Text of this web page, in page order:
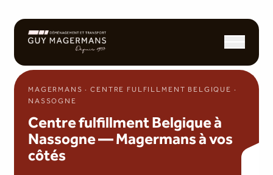
MAGERMANS · CENTRE FULFILLMENT BELGIQUE ·
NASSOGNE
Centre fulfillment Belgique à
Nassogne — Magermans à vos
côtés